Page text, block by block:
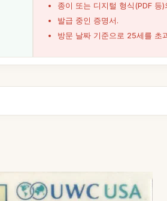
종이 또는 디지털 형식(PDF 등)
발급 중인 증명서.
방문 날짜 기준으로 25세를 초